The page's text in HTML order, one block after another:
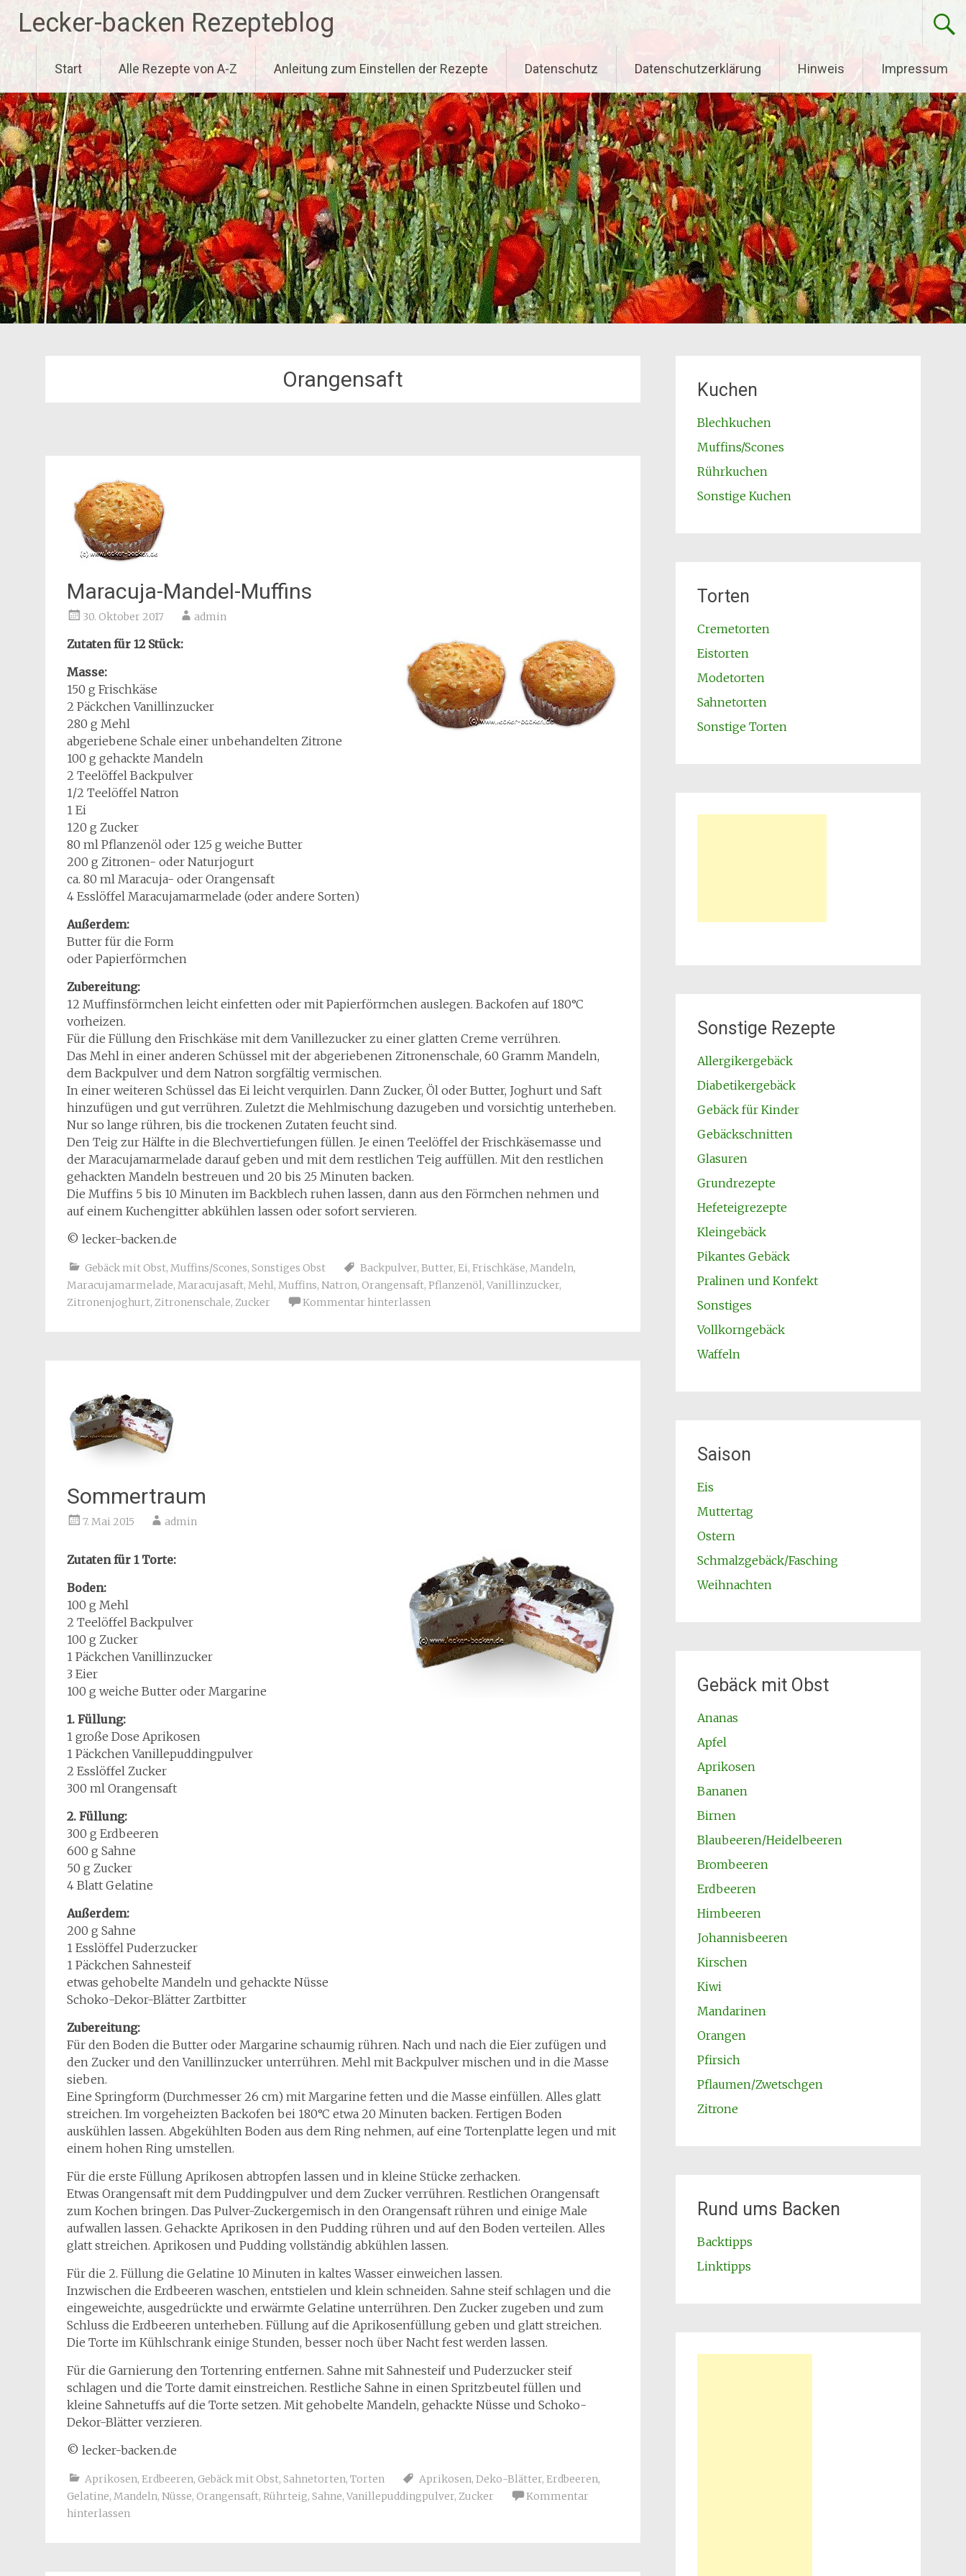
springen
Lecker-backen Rezepteblog
Start Alle Rezepte von A-Z Anleitung zum Einstellen der Rezepte Datenschutz Datenschutzerklärung Hinweis Impressum
Orangensaft
Maracuja-Mandel-Muffins
30. Oktober 2017 admin
Zutaten für 12 Stück:
Masse:
150 g Frischkäse
2 Päckchen Vanillinzucker
280 g Mehl
abgeriebene Schale einer unbehandelten Zitrone
100 g gehackte Mandeln
2 Teelöffel Backpulver
1/2 Teelöffel Natron
1 Ei
120 g Zucker
80 ml Pflanzenöl oder 125 g weiche Butter
200 g Zitronen- oder Naturjogurt
ca. 80 ml Maracuja- oder Orangensaft
4 Esslöffel Maracujamarmelade (oder andere Sorten)
Außerdem:
Butter für die Form
oder Papierförmchen
Zubereitung:
12 Muffinsförmchen leicht einfetten oder mit Papierförmchen auslegen. Backofen auf 180°C
vorheizen.
Für die Füllung den Frischkäse mit dem Vanillezucker zu einer glatten Creme verrühren.
Das Mehl in einer anderen Schüssel mit der abgeriebenen Zitronenschale, 60 Gramm Mandeln,
dem Backpulver und dem Natron sorgfältig vermischen.
In einer weiteren Schüssel das Ei leicht verquirlen. Dann Zucker, Öl oder Butter, Joghurt und Saft
hinzufügen und gut verrühren. Zuletzt die Mehlmischung dazugeben und vorsichtig unterheben.
Nur so lange rühren, bis die trockenen Zutaten feucht sind.
Den Teig zur Hälfte in die Blechvertiefungen füllen. Je einen Teelöffel der Frischkäsemasse und
der Maracujamarmelade darauf geben und mit dem restlichen Teig auffüllen. Mit den restlichen
gehackten Mandeln bestreuen und 20 bis 25 Minuten backen.
Die Muffins 5 bis 10 Minuten im Backblech ruhen lassen, dann aus den Förmchen nehmen und
auf einem Kuchengitter abkühlen lassen oder sofort servieren.
© lecker-backen.de
Gebäck mit Obst, Muffins/Scones, Sonstiges Obst Backpulver, Butter, Ei, Frischkäse, Mandeln,
Maracujamarmelade, Maracujasaft, Mehl, Muffins, Natron, Orangensaft, Pflanzenöl, Vanillinzucker,
Zitronenjoghurt, Zitronenschale, Zucker Kommentar hinterlassen
Sommertraum
7. Mai 2015 admin
Zutaten für 1 Torte:
Boden:
100 g Mehl
2 Teelöffel Backpulver
100 g Zucker
1 Päckchen Vanillinzucker
3 Eier
100 g weiche Butter oder Margarine
1. Füllung:
1 große Dose Aprikosen
1 Päckchen Vanillepuddingpulver
2 Esslöffel Zucker
300 ml Orangensaft
2. Füllung:
300 g Erdbeeren
600 g Sahne
50 g Zucker
4 Blatt Gelatine
Außerdem:
200 g Sahne
1 Esslöffel Puderzucker
1 Päckchen Sahnesteif
etwas gehobelte Mandeln und gehackte Nüsse
Schoko-Dekor-Blätter Zartbitter
Zubereitung:
Für den Boden die Butter oder Margarine schaumig rühren. Nach und nach die Eier zufügen und
den Zucker und den Vanillinzucker unterrühren. Mehl mit Backpulver mischen und in die Masse
sieben.
Eine Springform (Durchmesser 26 cm) mit Margarine fetten und die Masse einfüllen. Alles glatt
streichen. Im vorgeheizten Backofen bei 180°C etwa 20 Minuten backen. Fertigen Boden
auskühlen lassen. Abgekühlten Boden aus dem Ring nehmen, auf eine Tortenplatte legen und mit
einem hohen Ring umstellen.
Für die erste Füllung Aprikosen abtropfen lassen und in kleine Stücke zerhacken.
Etwas Orangensaft mit dem Puddingpulver und dem Zucker verrühren. Restlichen Orangensaft
zum Kochen bringen. Das Pulver-Zuckergemisch in den Orangensaft rühren und einige Male
aufwallen lassen. Gehackte Aprikosen in den Pudding rühren und auf den Boden verteilen. Alles
glatt streichen. Aprikosen und Pudding vollständig abkühlen lassen.
Für die 2. Füllung die Gelatine 10 Minuten in kaltes Wasser einweichen lassen.
Inzwischen die Erdbeeren waschen, entstielen und klein schneiden. Sahne steif schlagen und die
eingeweichte, ausgedrückte und erwärmte Gelatine unterrühren. Den Zucker zugeben und zum
Schluss die Erdbeeren unterheben. Füllung auf die Aprikosenfüllung geben und glatt streichen.
Die Torte im Kühlschrank einige Stunden, besser noch über Nacht fest werden lassen.
Für die Garnierung den Tortenring entfernen. Sahne mit Sahnesteif und Puderzucker steif
schlagen und die Torte damit einstreichen. Restliche Sahne in einen Spritzbeutel füllen und
kleine Sahnetuffs auf die Torte setzen. Mit gehobelte Mandeln, gehackte Nüsse und Schoko-
Dekor-Blätter verzieren.
© lecker-backen.de
Aprikosen, Erdbeeren, Gebäck mit Obst, Sahnetorten, Torten Aprikosen, Deko-Blätter, Erdbeeren,
Gelatine, Mandeln, Nüsse, Orangensaft, Rührteig, Sahne, Vanillepuddingpulver, Zucker
Kommentar
hinterlassen
Kuchen
Blechkuchen
Muffins/Scones
Rührkuchen
Sonstige Kuchen
Torten
Cremetorten
Eistorten
Modetorten
Sahnetorten
Sonstige Torten
Sonstige Rezepte
Allergikergebäck
Diabetikergebäck
Gebäck für Kinder
Gebäckschnitten
Glasuren
Grundrezepte
Hefeteigrezepte
Kleingebäck
Pikantes Gebäck
Pralinen und Konfekt
Sonstiges
Vollkorngebäck
Waffeln
Saison
Eis
Muttertag
Ostern
Schmalzgebäck/Fasching
Weihnachten
Gebäck mit Obst
Ananas
Apfel
Aprikosen
Bananen
Birnen
Blaubeeren/Heidelbeeren
Brombeeren
Erdbeeren
Himbeeren
Johannisbeeren
Kirschen
Kiwi
Mandarinen
Orangen
Pfirsich
Pflaumen/Zwetschgen
Zitrone
Rund ums Backen
Backtipps
Linktipps